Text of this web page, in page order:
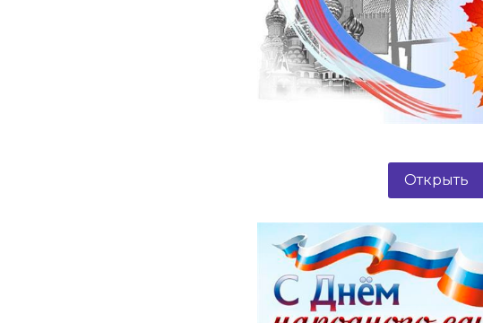
Открыть